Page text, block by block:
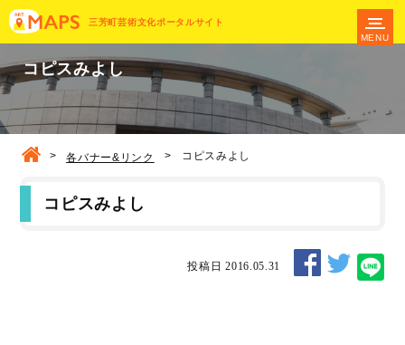
三芳町芸術文化ポータルサイト
MENU
コピスみよし
> 各バナー&リンク > コピスみよし
コピスみよし
投稿日 2016.05.31